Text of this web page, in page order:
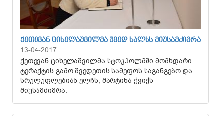
ᲥᲔᲗᲔᲕᲐᲜ ᲪᲘᲮᲔᲚᲐᲨᲕᲘᲚᲛᲐ ᲨᲕᲔᲓ ᲮᲐᲚᲮᲡ ᲛᲘᲣᲡᲐᲛᲫᲘᲛᲠᲐ
13-04-2017
ქეთევან ციხელაშვილმა სტოკჰოლმში მომხდარი
ტერაქტის გამო შვედეთის სამეფოს საგანგებო და
სრულუფლებიან ელჩს, მარტინა ქვიქს
მიუსამძიმრა.